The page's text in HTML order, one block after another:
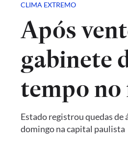
CLIMA EXTREMO
Após
gabinete
tempo no
Estado registrou quedas de
domingo na capital paulista